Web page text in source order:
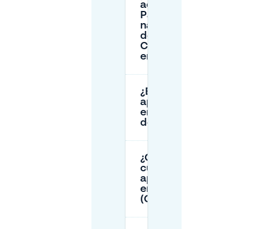
acceder al
Parque
nacional
de las
Calanques
en coche?
¿El
aparcamiento
en Sormiou es
de pago?
¿Cuánto
cuesta el
aparcamiento
en Port-Miou
(Cassis)?